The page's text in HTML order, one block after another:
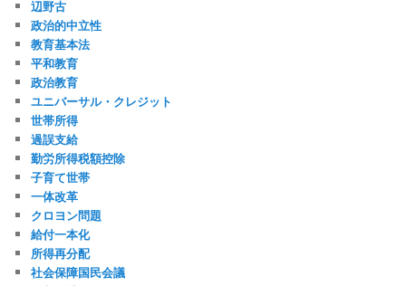
辺野古
政治的中立性
教育基本法
平和教育
政治教育
ユニバーサル・クレジット
世帯所得
過誤支給
勤労所得税額控除
子育て世帯
一体改革
クロヨン問題
給付一本化
所得再分配
社会保障国民会議